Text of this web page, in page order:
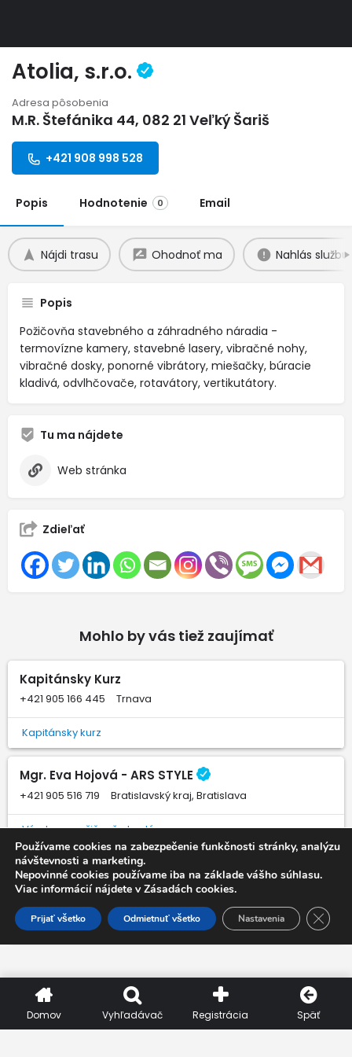
Atolia, s.r.o.
Adresa pôsobenia
M.R. Štefánika 44, 082 21 Veľký Šariš
+421 908 998 528
Popis Hodnotenie 0 Email
Nájdi trasu Ohodnoť ma Nahlás službu
Popis
Požičovňa stavebného a záhradného náradia -
termovízne kamery, stavebné lasery, vibračné nohy,
vibračné dosky, ponorné vibrátory, miešačky, búracie
kladivá, odvlhčovače, rotavátory, vertikutátory.
Tu ma nájdete
Web stránka
Zdieľať
Mohlo by vás tiež zaujímať
Kapitánsky Kurz
+421 905 166 445 Trnava
Kapitánsky kurz
Mgr. Eva Hojová - ARS STYLE
+421 905 516 719 Bratislavský kraj, Bratislava
Výroba a požičovňa kostýmov
Lady Mell
+421 915 815 098 Banskobystrický kraj, Banská Bystrica
Požičovne šiat a kostímov
Domov Vyhľadávač Registrácia Späť
Používame cookies na zabezpečenie funkčnosti stránky, analýzu
návštevnosti a marketing.
Nepovinné cookies používame iba na základe vášho súhlasu.
Viac informácií nájdete v Zásadách cookies.
Prijať všetko Odmietnuť všetko Nastavenia Close